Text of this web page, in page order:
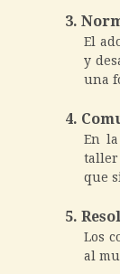
3.
El
y
una
4.
En
taller
que
5.
Los
al